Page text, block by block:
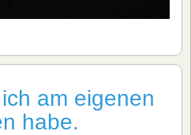
am eigenen
habe.